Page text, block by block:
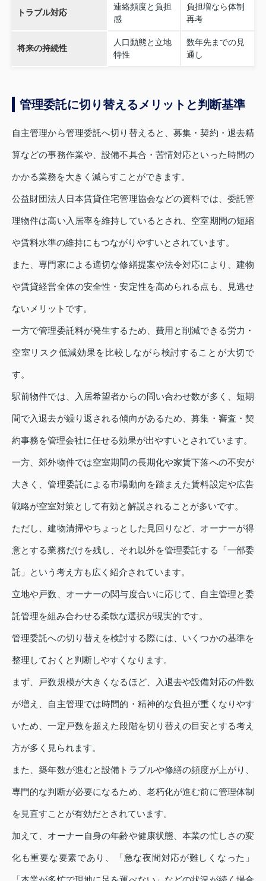
トラブル対応
連絡頻度と負担
感
負担増なら体制
再考
将来の持続性
人口動態と立地
特性
数年先までの見
通し
管理委託に切り替えるメリットと判断基準
自主管理から管理委託へ切り替えると、募集・契約・退去精
算などの事務作業や、設備不具合・苦情対応といった時間の
かかる業務を大きく減らすことができます。
公益財団法人日本賃貸住宅管理協会などの資料では、委託管
理物件は高い入居率を維持しているとされ、空室期間の短縮
や賃料水準の維持にもつながりやすいとされています。
また、専門家による適切な修繕提案や法令対応により、建物
や賃貸経営全体の安全性・安定性を高められる点も、見逃せ
ないメリットです。
一方で管理委託料が発生するため、費用と削減できる労力・
空室リスク低減効果を比較しながら検討することが大切で
す。
駅前物件では、入居希望者からの問い合わせ数が多く、短期
間で入退去が繰り返される傾向があるため、募集・審査・契
約事務を管理会社に任せる効果が出やすいとされています。
一方、郊外物件では空室期間の長期化や家賃下落への不安が
大きく、管理委託による市場動向を踏まえた賃料設定や広告
戦略が空室対策として有効と解説されることが多いです。
ただし、建物清掃やちょっとした見回りなど、オーナーが得
意とする業務だけを残し、それ以外を管理委託する「一部委
託」という考え方も広く紹介されています。
立地や戸数、オーナーの関与度合いに応じて、自主管理と委
託管理を組み合わせる柔軟な選択が現実的です。
管理委託への切り替えを検討する際には、いくつかの基準を
整理しておくと判断しやすくなります。
まず、戸数規模が大きくなるほど、入退去や設備対応の件数
が増え、自主管理では時間的・精神的な負担が重くなりやす
いため、一定戸数を超えた段階を切り替えの目安とする考え
方が多く見られます。
また、築年数が進むと設備トラブルや修繕の頻度が上がり、
専門的な判断が必要になるため、老朽化が進む前に管理体制
を見直すことが有効だとされています。
加えて、オーナー自身の年齢や健康状態、本業の忙しさの変
化も重要な要素であり、「急な夜間対応が難しくなった」